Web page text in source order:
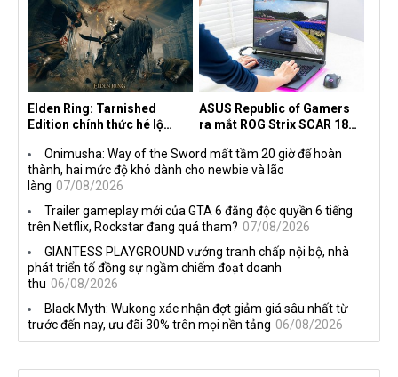
the Machine
Elden Ring: Tarnished
Edition chính thức hé lộ
ASUS Republic of Gamers
ra mắt ROG Strix SCAR 18
Onimusha: Way of the Sword mất tầm 20 giờ để hoàn
thành, hai mức độ khó dành cho newbie và lão
làng 07/08/2026
Trailer gameplay mới của GTA 6 đăng độc quyền 6 tiếng
trên Netflix, Rockstar đang quá tham? 07/08/2026
GIANTESS PLAYGROUND vướng tranh chấp nội bộ, nhà
phát triển tố đồng sự ngầm chiếm đoạt doanh
thu 06/08/2026
Black Myth: Wukong xác nhận đợt giảm giá sâu nhất từ
trước đến nay, ưu đãi 30% trên mọi nền tảng 06/08/2026